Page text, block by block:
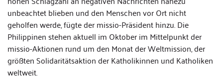
unbeachtet blieben und den Menschen vor Ort nicht
geholfen werde, fügte der missio-Präsident hinzu. Die
Philippinen stehen aktuell im Oktober im Mittelpunkt der
missio-Aktionen rund um den Monat der Weltmission, der
größten Solidaritätsaktion der Katholikinnen und Katholiken
weltweit.